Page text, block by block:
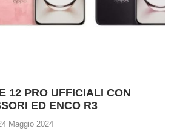
12 PRO UFFICIALI CON
ED ENCO R3
Maggio 2024